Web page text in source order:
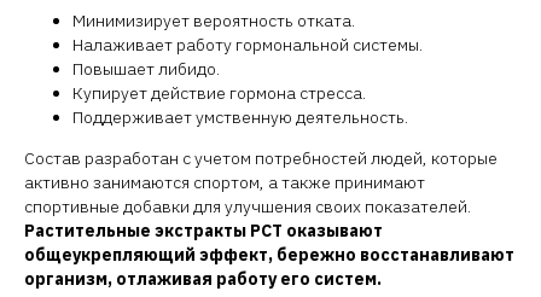
Минимизирует вероятность отката.
Налаживает работу гормональной системы.
Повышает либидо.
Купирует действие гормона стресса.
Поддерживает умственную деятельность.
Состав разработан с учетом потребностей людей, которые
активно занимаются спортом, а также принимают
спортивные добавки для улучшения своих показателей.
Растительные экстракты PCT оказывают
общеукрепляющий эффект, бережно восстанавливают
организм, отлаживая работу его систем.